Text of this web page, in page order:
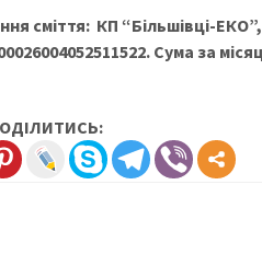
сміття: КП “Більшівці-
Сума за